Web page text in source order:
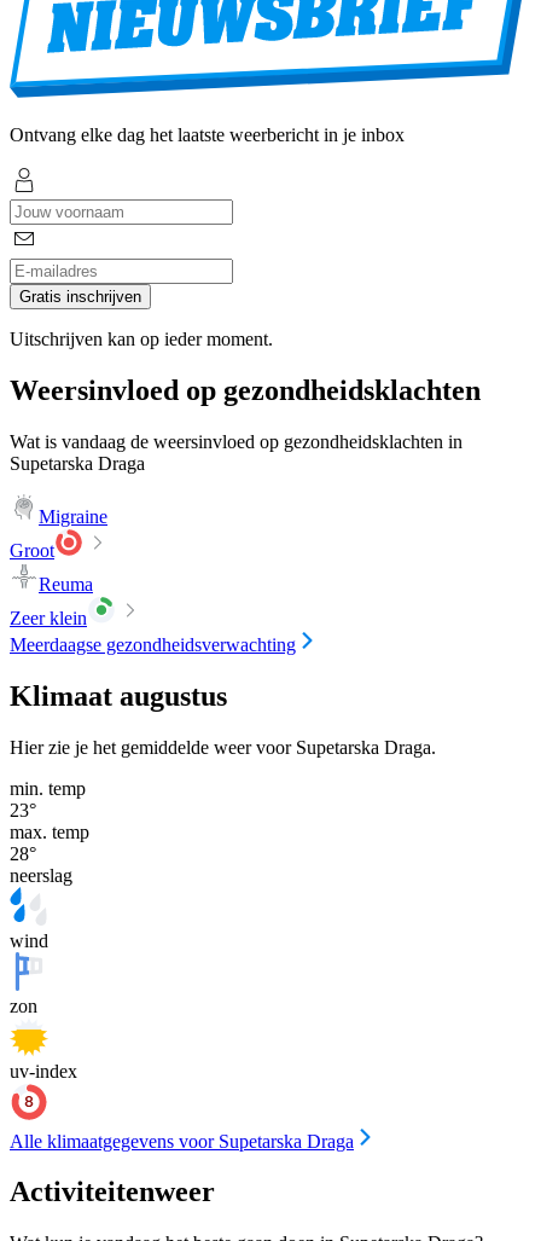
Ontvang elke dag het laatste weerbericht in je inbox
Gratis inschrijven
Uitschrijven kan op ieder moment.
Weersinvloed op gezondheidsklachten
Wat is vandaag de weersinvloed op gezondheidsklachten in
Supetarska Draga
Migraine
Groot
Reuma
Zeer klein
Meerdaagse gezondheidsverwachting
Klimaat augustus
Hier zie je het gemiddelde weer voor Supetarska Draga.
min. temp
23°
max. temp
28°
neerslag
wind
zon
uv-index
Alle klimaatgegevens voor Supetarska Draga
Activiteitenweer